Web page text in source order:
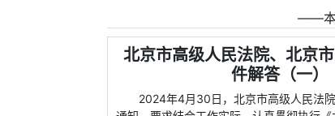
――本
北京市高级人民法院、北京
件解答（一
2024年4月30日，北京市高级人民法